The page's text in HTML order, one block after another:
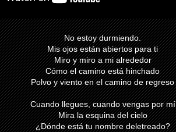
No estoy durmiendo.
Mis ojos están abiertos para ti
Miro y miro a mi alrededor
Cómo el camino está hinchado
Polvo y viento en el camino de regreso
Cuando llegues, cuando vengas por mí
Mira la esquina del cielo
¿Dónde está tu nombre deletreado?